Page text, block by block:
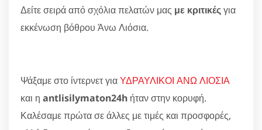
Δείτε σειρά από σχόλια πελατών μας με κριτικέςγια
εκκένωση βόθρου Άνω Λιόσια.
Ψάξαμε στο ίντερνετ γιαΥΔΡΑΥΛΙΚΟΙ ΑΝΩ ΛΙΟΣΙΑ
και η antlisilymaton24h ήταν στην κορυφή.
Καλέσαμε πρώτα σε άλλες με τιμές και προσφορές,